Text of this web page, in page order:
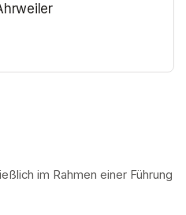
im Rahmen einer Führung